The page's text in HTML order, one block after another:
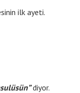
ilk ayeti.
diyor.